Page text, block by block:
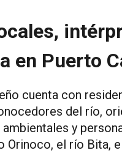
en Puerto
cuenta con
del río,
y
Orinoco, el río Bita,